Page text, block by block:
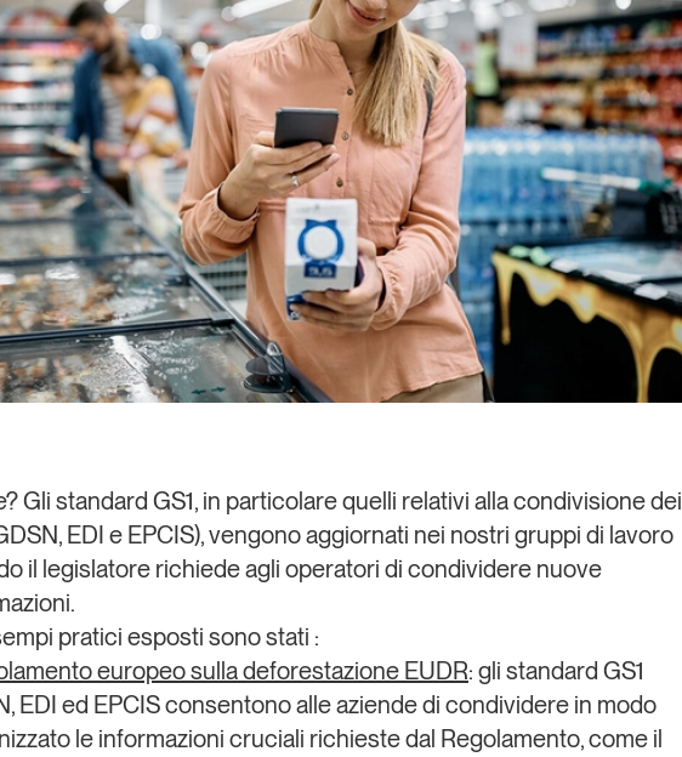
Gli standard GS1, in particolare quelli relativi alla condivisione dei
EDI e EPCIS),vengono aggiornati nei nostri gruppi di lavoro
il legislatore richiede agli operatori di condividere nuove
.
pratici esposti sono stati :
europeo sulla deforestazione EUDR: gli standard GS1
EDI ed EPCIS consentono alle aziende di condividere in modo
le informazioni cruciali richieste dal Regolamento, come il